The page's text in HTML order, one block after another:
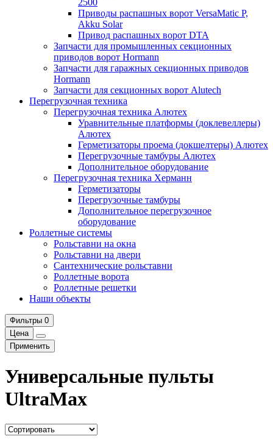
2500
Приводы распашных ворот VersaMatic P,
Akku Solar
Привод распашных ворот DTA
Запчасти для промышленных секционных
приводов ворот Hormann
Запчасти для гаражных секционных приводов
Hormann
Запчасти для секционных ворот Alutech
Перегрузочная техника
Перегрузочная техника Алютех
Уравнительные платформы (доклевеллеры)
Алютех
Герметизаторы проема (докшелтеры) Алютех
Перегрузочные тамбуры Алютех
Дополнительное оборудование
Перегрузочная техника Херманн
Герметизаторы
Перегрузочные тамбуры
Дополнительное перегрузочное
оборудование
Роллетные системы
Рольставни на окна
Рольставни на двери
Сантехнические рольставни
Роллетные ворота
Роллетные решетки
Наши объекты
Фильтры 0
Цена
Применить
Универсальные пульты
UltraMax